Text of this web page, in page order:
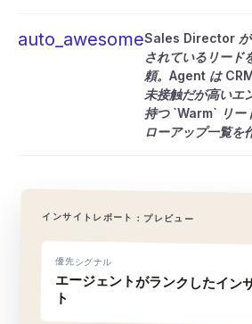
auto_awesomeSales Director が
されているリード
頼。Agent は
未接触だが高いエ
持つ `Warm` リー
ローアップ一覧を
インサイトレポート：プレビュー
優先シグナル
エージェントがランクしたイン
ト